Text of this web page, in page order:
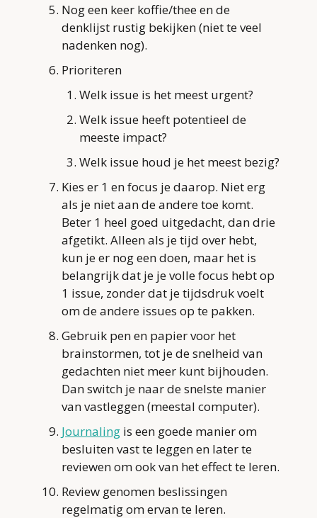
Nog een keer koffie/thee en de
denklijst rustig bekijken (niet te veel
nadenken nog).
Prioriteren
Welk issue is het meest urgent?
Welk issue heeft potentieel de
meeste impact?
Welk issue houd je het meest bezig?
Kies er 1 en focus je daarop. Niet erg
als je niet aan de andere toe komt.
Beter 1 heel goed uitgedacht, dan drie
afgetikt. Alleen als je tijd over hebt,
kun je er nog een doen, maar het is
belangrijk dat je je volle focus hebt op
1 issue, zonder dat je tijdsdruk voelt
om de andere issues op te pakken.
Gebruik pen en papier voor het
brainstormen, tot je de snelheid van
gedachten niet meer kunt bijhouden.
Dan switch je naar de snelste manier
van vastleggen (meestal computer).
Journaling is een goede manier om
besluiten vast te leggen en later te
reviewen om ook van het effect te leren.
Review genomen beslissingen
regelmatig om ervan te leren.